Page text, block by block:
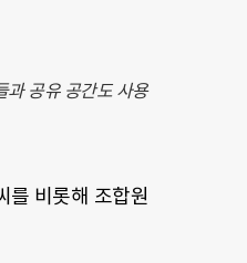
과 공유 공간도 사용
를 비롯해 조합원